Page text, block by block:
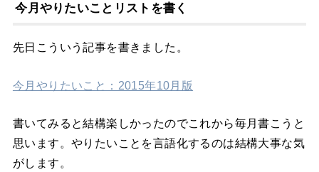
今月やりたいことリストを書く
先日こういう記事を書きました。
今月やりたいこと：2015年10月版
書いてみると結構楽しかったのでこれから毎月書こうと
思います。やりたいことを言語化するのは結構大事な気
がします。